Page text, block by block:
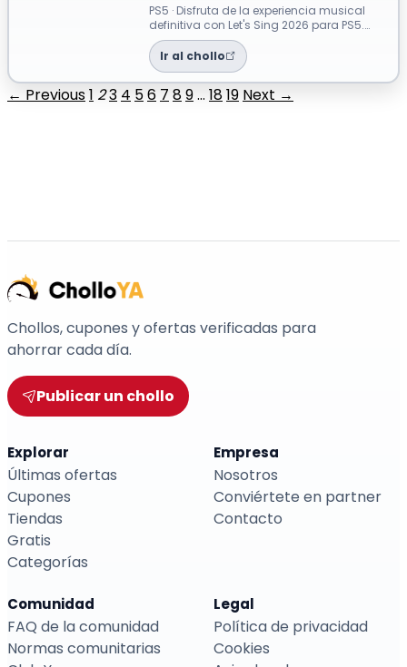
PS5 · Disfruta de la experiencia musical
definitiva con Let's Sing 2026 para PS5.
Este título incluye una selección d...
Ir al chollo
← Previous1 23 4 56 7 89… 1819 Next →
Chollos, cupones y ofertas verificadas para
ahorrar cada día.
Publicar un chollo
Explorar
Últimas ofertas
Cupones
Tiendas
Gratis
Categorías
Empresa
Nosotros
Conviértete en partner
Contacto
Comunidad
FAQ de la comunidad
Normas comunitarias
Legal
Política de privacidad
Cookies